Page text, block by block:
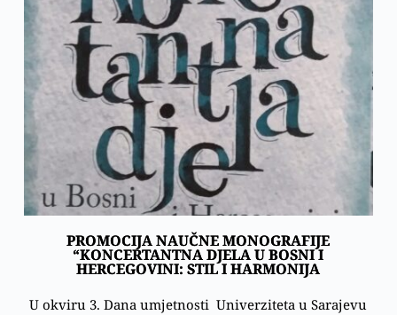
PROMOCIJA NAUČNE MONOGRAFIJE
“KONCERTANTNA DJELA U BOSNI I
HERCEGOVINI: STIL I HARMONIJA
U okviru 3. Dana umjetnosti Univerziteta u Sarajevu